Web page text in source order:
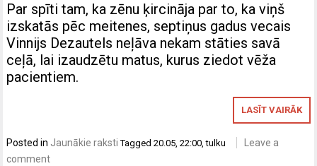
Par spīti tam, ka zēnu ķircināja par to, ka viņš
izskatās pēc meitenes, septiņus gadus vecais
Vinnijs Dezautels neļāva nekam stāties savā
ceļā, lai izaudzētu matus, kurus ziedot vēža
pacientiem.
LASĪT VAIRĀK
Posted in Jaunākie raksti Tagged20.05,22:00,tulku
Leave a
comment